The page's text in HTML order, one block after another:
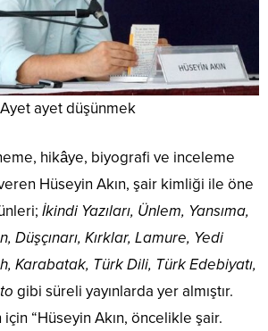
Ayet ayet düşünmek
hikâye, biyografi ve inceleme
Hüseyin Akın, şair kimliği ile öne
İkindi Yazıları, Ünlem, Yansıma,
Düşçınarı, Kırklar, Lamure, Yedi
Karabatak, Türk Dili, Türk Edebiyatı,
gibi süreli yayınlarda yer almıştır.
“Hüseyin Akın, öncelikle şair.